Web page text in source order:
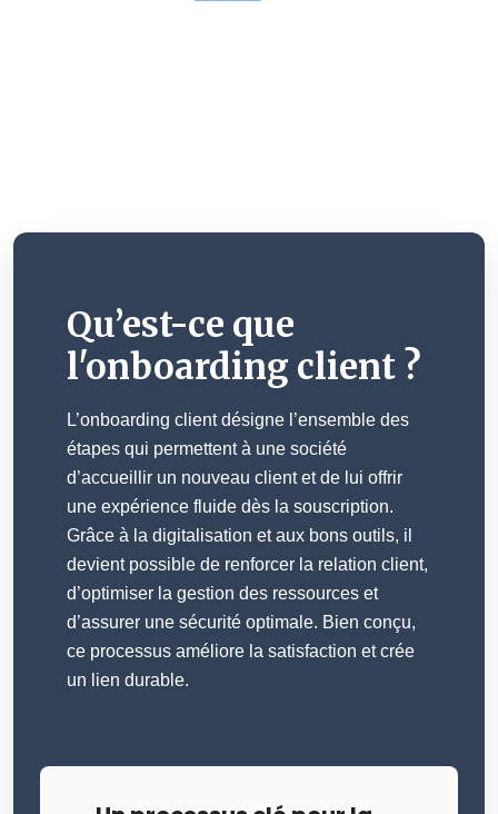
Qu’est-ce que
l'onboarding client ?
L’onboarding client désigne l’ensemble des
étapes qui permettent à une société
d’accueillir un nouveau client et de lui offrir
une expérience fluide dès la souscription.
Grâce à la digitalisation et aux bons outils, il
devient possible de renforcer la relation client,
d’optimiser la gestion des ressources et
d’assurer une sécurité optimale. Bien conçu,
ce processus améliore la satisfaction et crée
un lien durable.